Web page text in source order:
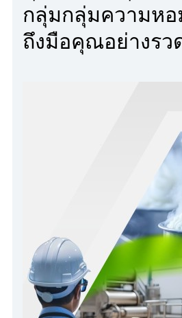
กลุ่มกลุ่มความห
ถึงมือคุณอย่างรว